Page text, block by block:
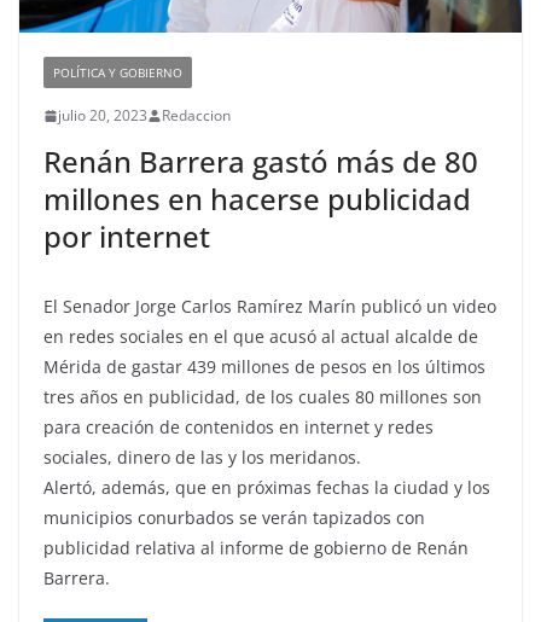
POLÍTICA Y GOBIERNO
julio 20, 2023 Redaccion
Renán Barrera gastó más de 80
millones en hacerse publicidad
por internet
El Senador Jorge Carlos Ramírez Marín publicó un video
en redes sociales en el que acusó al actual alcalde de
Mérida de gastar 439 millones de pesos en los últimos
tres años en publicidad, de los cuales 80 millones son
para creación de contenidos en internet y redes
sociales, dinero de las y los meridanos.
Alertó, además, que en próximas fechas la ciudad y los
municipios conurbados se verán tapizados con
publicidad relativa al informe de gobierno de Renán
Barrera.